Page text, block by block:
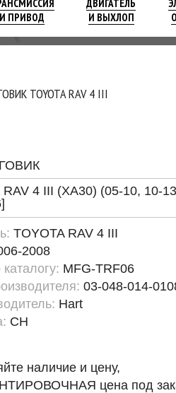
И ПРИВОД
ДВИГАТЕЛЬ
И ВЫХЛОП
TOYOTA RAV 4 III
RAV 4 III (XA30) (05-10, 10-
TOYOTA RAV 4 III
2008
MFG-TRF06
03-048-014-
Hart
CH
наличие и цену,
цена под